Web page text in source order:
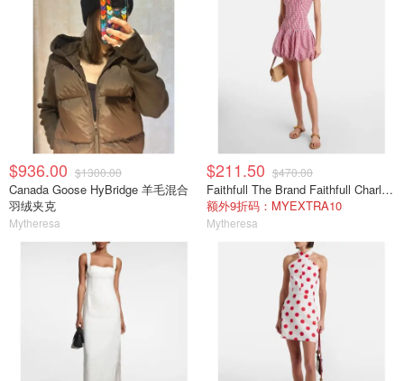
$936.00 $1300.00
Canada Goose HyBridge 羊毛混合
羽绒夹克
Mytheresa
$211.50 $470.00
Faithfull The Brand Faithfull Charlene 格纹棉质迷你连衣裙
额外9折码：MYEXTRA10
Mytheresa